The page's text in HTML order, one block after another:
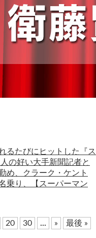
るたびにヒットした『ス
の好い大手新聞記者と
め、クラーク・ケント
乗り、【スーパーマン
20 30 ... » 最後 »